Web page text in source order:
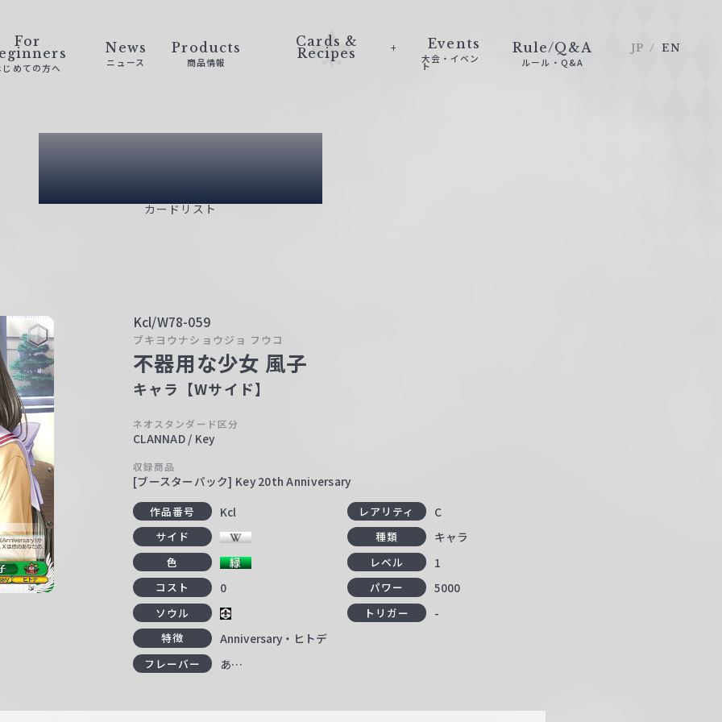
For
じめての方へ
News
ニュース
Products
商品情報
Cards &
Recipes
Events
大会・イベン
ト
Rule/Q&A
ルール・Q&A
JP EN
Card List
カードリスト
Kcl/W78-059
ブキヨウナショウジョ フウコ
不器用な少女 風子
キャラ【Wサイド】
ネオスタンダード区分
CLANNAD / Key
収録商品
[ブースターパック] Key 20th Anniversary
作品番号 Kcl レアリティ C
サイド 種類 キャラ
色 レベル 1
コスト 0 パワー 5000
ソウル トリガー -
特徴 Anniversary・ヒトデ
フレーバー あ…